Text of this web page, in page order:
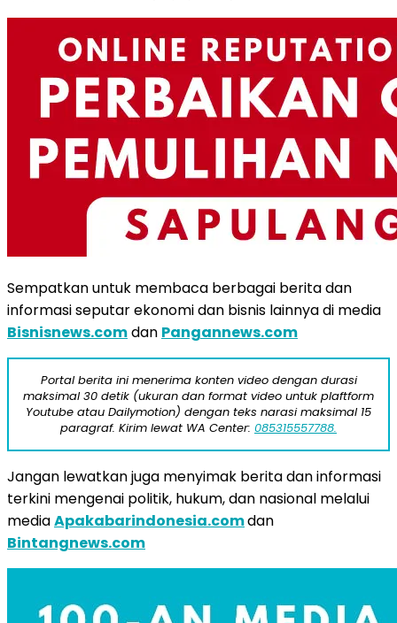
Sempatkan untuk membaca berbagai berita dan
informasi seputar ekonomi dan bisnis lainnya di media
Bisnisnews.comdan Pangannews.com
Portal berita ini menerima konten video dengan durasi
maksimal 30 detik (ukuran dan format video untuk plaftform
Youtube atau Dailymotion) dengan teks narasi maksimal 15
paragraf. Kirim lewat WA Center: 085315557788.
Jangan lewatkan juga menyimak berita dan informasi
terkini mengenai politik, hukum, dan nasional melalui
mediaApakabarindonesia.comdan
Bintangnews.com